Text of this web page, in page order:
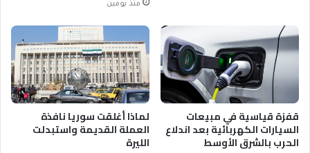
منذ يومين
قفزة قياسية في مبيعات
السيارات الكهربائية بعد اندلاع
الحرب بالشرق الأوسط
لماذا أغلقت سوريا نافذة
العملة القديمة واستبدلت
الليرة